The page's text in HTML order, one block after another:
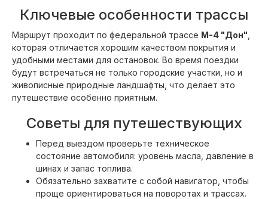
Ключевые особенности трассы
Маршрут проходит по федеральной трассе М-4 "Дон"
которая отличается хорошим качеством покрытия и
удобными местами для остановок. Во время поездки
будут встречаться не только городские участки, но и
живописные природные ландшафты, что делает это
путешествие особенно приятным.
Советы для путешествующих
Перед выездом проверьте техническое
состояние автомобиля: уровень масла, давление в
шинах и запас топлива.
Обязательно захватите с собой навигатор, чтобы
проще ориентироваться на поворотах и трассах.